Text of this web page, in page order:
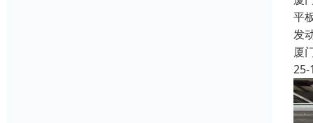
平
发
厦
25-